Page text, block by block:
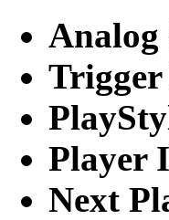
Player
Next